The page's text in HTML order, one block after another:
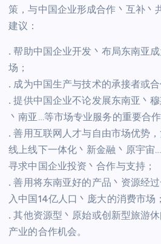
策，与中国企业形成合作丶互补丶
建议：
. 帮助中国企业开发丶布局东南亚
场；
. 成为中国生产与技术的承接者或合
. 提供中国企业不论发展东南亚丶
丶南亚…等市场专业服务的重要合作
. 善用互联网人才与自由市场优势
线上线下一体化丶新金融丶原宇宙
寻求中国企业投资丶合作与支持；
. 善用将东南亚好的产品丶资源经
入中国14亿人口丶庞大的消费市场；
. 其他资源型丶原始或创新型旅游
产业的合作机会。